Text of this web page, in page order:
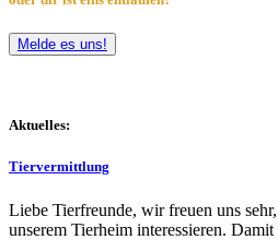
Melde es uns!
Aktuelles:
Tiervermittlung
Liebe Tierfreunde, wir freuen uns
unserem Tierheim interessieren.